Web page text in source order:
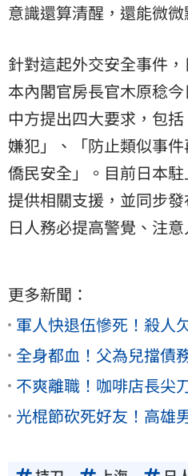
意識還算清醒，還能微微
針對這起外交安全事件
本內閣官房長官木原稔
中方提出四大要求，包
嫌犯」、「防止類似事
僑民安全」。目前日本
提供相關支援，並同步
日人務必提高警覺、注意
更多新聞：
軍人快退伍慘死！殺人
全身都血！父為兒擋債
不爽離職！咖啡店長尖
光棍節砍死好友！高雄